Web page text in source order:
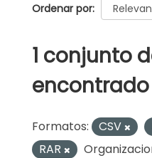
Ordenar por
1 conjunto
encontrado
Formatos: CSV
RAR